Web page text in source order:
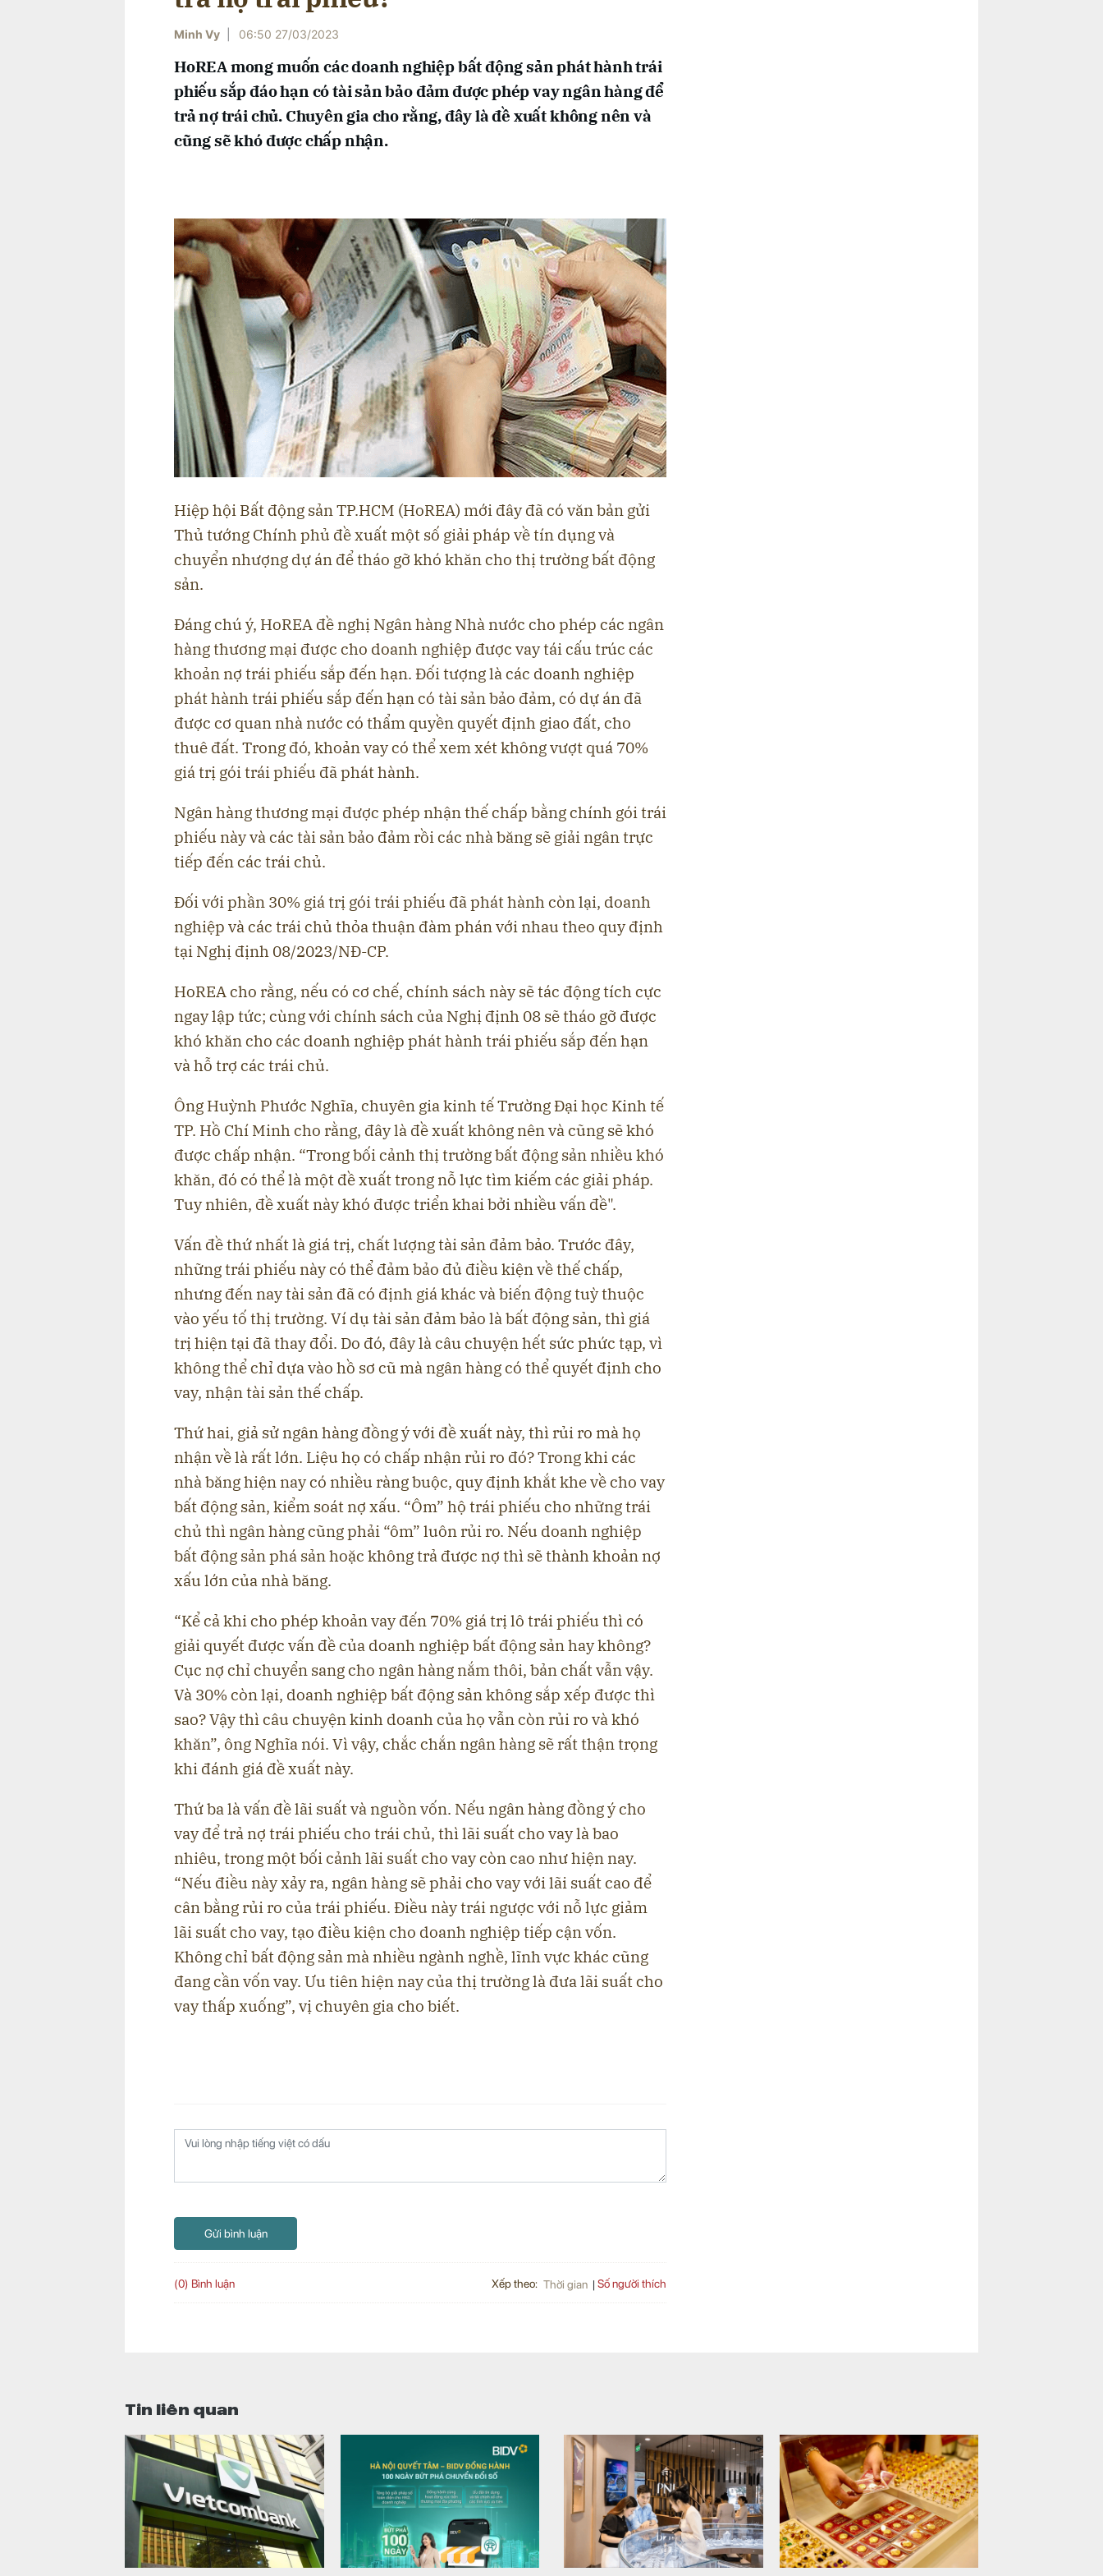
Minh Vy 06:50 27/03/2023
HoREA mong muốn các doanh nghiệp bất động sản phát hành trái
phiếu sắp đáo hạn có tài sản bảo đảm được phép vay ngân hàng để
trả nợ trái chủ. Chuyên gia cho rằng, đây là đề xuất không nên và
cũng sẽ khó được chấp nhận.
Hiệp hội Bất động sản TP.HCM (HoREA) mới đây đã có văn bản gửi
Thủ tướng Chính phủ đề xuất một số giải pháp về tín dụng và
chuyển nhượng dự án để tháo gỡ khó khăn cho thị trường bất động
sản.
Đáng chú ý, HoREA đề nghị Ngân hàng Nhà nước cho phép các ngân
hàng thương mại được cho doanh nghiệp được vay tái cấu trúc các
khoản nợ trái phiếu sắp đến hạn. Đối tượng là các doanh nghiệp
phát hành trái phiếu sắp đến hạn có tài sản bảo đảm, có dự án đã
được cơ quan nhà nước có thẩm quyền quyết định giao đất, cho
thuê đất. Trong đó, khoản vay có thể xem xét không vượt quá 70%
giá trị gói trái phiếu đã phát hành.
Ngân hàng thương mại được phép nhận thế chấp bằng chính gói trái
phiếu này và các tài sản bảo đảm rồi các nhà băng sẽ giải ngân trực
tiếp đến các trái chủ.
Đối với phần 30% giá trị gói trái phiếu đã phát hành còn lại, doanh
nghiệp và các trái chủ thỏa thuận đàm phán với nhau theo quy định
tại Nghị định 08/2023/NĐ-CP.
HoREA cho rằng, nếu có cơ chế, chính sách này sẽ tác động tích cực
ngay lập tức; cùng với chính sách của Nghị định 08 sẽ tháo gỡ được
khó khăn cho các doanh nghiệp phát hành trái phiếu sắp đến hạn
và hỗ trợ các trái chủ.
Ông Huỳnh Phước Nghĩa, chuyên gia kinh tế Trường Đại học Kinh tế
TP. Hồ Chí Minh cho rằng, đây là đề xuất không nên và cũng sẽ khó
được chấp nhận. “Trong bối cảnh thị trường bất động sản nhiều khó
khăn, đó có thể là một đề xuất trong nỗ lực tìm kiếm các giải pháp.
Tuy nhiên, đề xuất này khó được triển khai bởi nhiều vấn đề".
Vấn đề thứ nhất là giá trị, chất lượng tài sản đảm bảo. Trước đây,
những trái phiếu này có thể đảm bảo đủ điều kiện về thế chấp,
nhưng đến nay tài sản đã có định giá khác và biến động tuỳ thuộc
vào yếu tố thị trường. Ví dụ tài sản đảm bảo là bất động sản, thì giá
trị hiện tại đã thay đổi. Do đó, đây là câu chuyện hết sức phức tạp, vì
không thể chỉ dựa vào hồ sơ cũ mà ngân hàng có thể quyết định cho
vay, nhận tài sản thế chấp.
Thứ hai, giả sử ngân hàng đồng ý với đề xuất này, thì rủi ro mà họ
nhận về là rất lớn. Liệu họ có chấp nhận rủi ro đó? Trong khi các
nhà băng hiện nay có nhiều ràng buộc, quy định khắt khe về cho vay
bất động sản, kiểm soát nợ xấu. “Ôm” hộ trái phiếu cho những trái
chủ thì ngân hàng cũng phải “ôm” luôn rủi ro. Nếu doanh nghiệp
bất động sản phá sản hoặc không trả được nợ thì sẽ thành khoản nợ
xấu lớn của nhà băng.
“Kể cả khi cho phép khoản vay đến 70% giá trị lô trái phiếu thì có
giải quyết được vấn đề của doanh nghiệp bất động sản hay không?
Cục nợ chỉ chuyển sang cho ngân hàng nắm thôi, bản chất vẫn vậy.
Và 30% còn lại, doanh nghiệp bất động sản không sắp xếp được thì
sao? Vậy thì câu chuyện kinh doanh của họ vẫn còn rủi ro và khó
khăn”, ông Nghĩa nói. Vì vậy, chắc chắn ngân hàng sẽ rất thận trọng
khi đánh giá đề xuất này.
Thứ ba là vấn đề lãi suất và nguồn vốn. Nếu ngân hàng đồng ý cho
vay để trả nợ trái phiếu cho trái chủ, thì lãi suất cho vay là bao
nhiêu, trong một bối cảnh lãi suất cho vay còn cao như hiện nay.
“Nếu điều này xảy ra, ngân hàng sẽ phải cho vay với lãi suất cao để
cân bằng rủi ro của trái phiếu. Điều này trái ngược với nỗ lực giảm
lãi suất cho vay, tạo điều kiện cho doanh nghiệp tiếp cận vốn.
Không chỉ bất động sản mà nhiều ngành nghề, lĩnh vực khác cũng
đang cần vốn vay. Ưu tiên hiện nay của thị trường là đưa lãi suất cho
vay thấp xuống”, vị chuyên gia cho biết.
Gửi bình luận
(0) Bình luận Xếp theo: Thời gian Số người thích
Tin liên quan